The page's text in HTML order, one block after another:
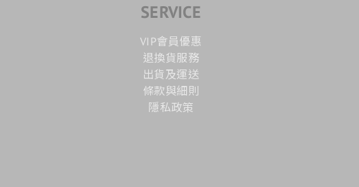
SERVICE
VIP會員優惠
退換貨服務
出貨及運送
條款與細則
隱私政策